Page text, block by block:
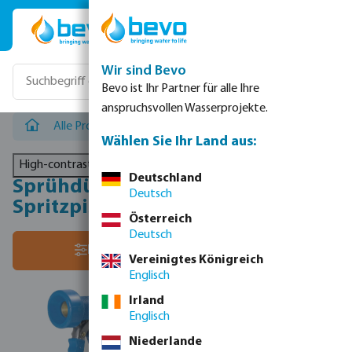
Zum Hauptinhalt springen
Alle Produkte
High-contrast mode
Sprühdüsen & Lanzen -
Spritzpistolen
Filter
Wir sind Bevo
Bevo ist Ihr Partner für alle Ihre
anspruchsvollen Wasserprojekte.
Wählen Sie Ihr Land aus:
Deutschland
Deutsch
Österreich
Deutsch
Vereinigtes Königreich
Englisch
Irland
Englisch
Niederlande